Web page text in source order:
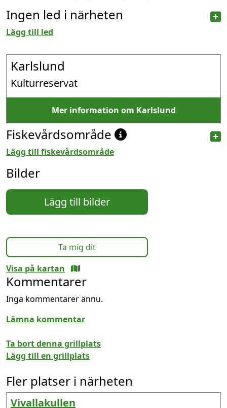
Ingen led i närheten
Lägg till led
Karlslund
Kulturreservat
Mer information om Karlslund
Fiskevårdsområde
Lägg till fiskevårdsområde
Bilder
Lägg till bilder
Ta mig dit
Visa på kartan
Kommentarer
Inga kommentarer ännu.
Lämna kommentar
Ta bort denna grillplats
Lägg till en grillplats
Fler platser i närheten
Vivallakullen